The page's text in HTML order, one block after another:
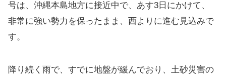
号は、沖縄本島地方に接近中で、あす3日にかけて、
非常に強い勢力を保ったまま、西よりに進む見込みで
す。
降り続く雨で、すでに地盤が緩んでおり、土砂災害の